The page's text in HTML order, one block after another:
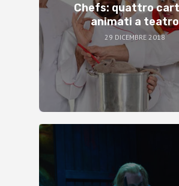
Chefs: quattro
animati a teatro
29 DICEMBRE 2018